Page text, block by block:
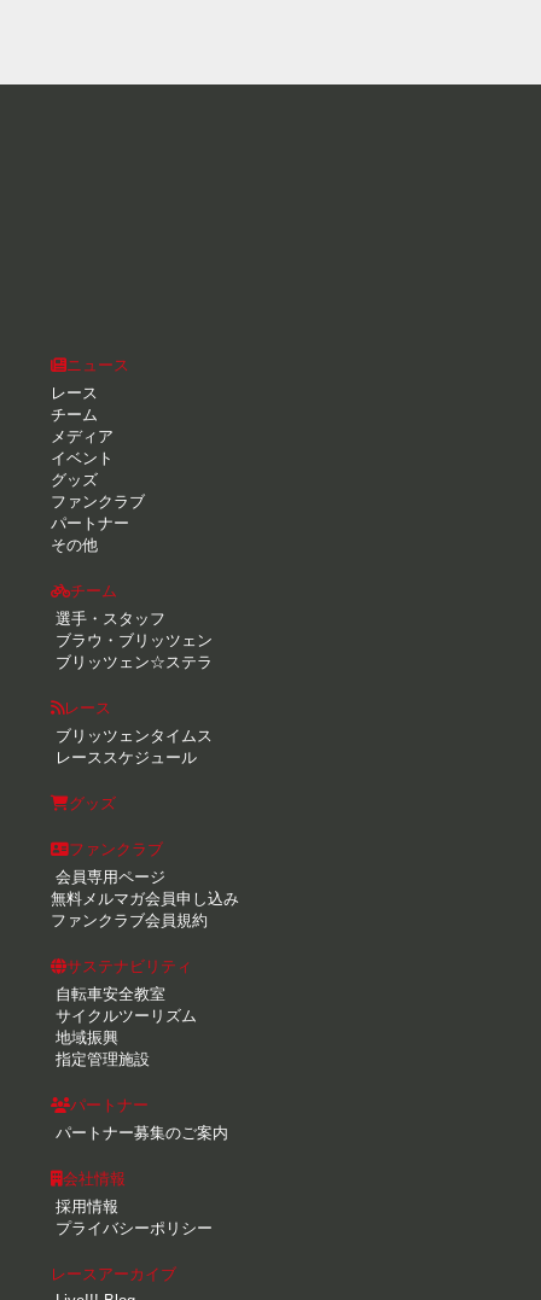
ニュース
レース
チーム
メディア
イベント
グッズ
ファンクラブ
パートナー
その他
チーム
選手・スタッフ
ブラウ・ブリッツェン
ブリッツェン☆ステラ
レース
ブリッツェンタイムス
レーススケジュール
グッズ
ファンクラブ
会員専用ページ
無料メルマガ会員申し込み
ファンクラブ会員規約
サステナビリティ
自転車安全教室
サイクルツーリズム
地域振興
指定管理施設
パートナー
パートナー募集のご案内
会社情報
採用情報
プライバシーポリシー
レースアーカイブ